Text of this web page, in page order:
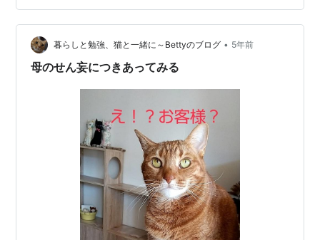
らを読もうかな？と２種類持ち込みましたが、、今回は
「ピアノの森」を読みましたよ～♪ このあと お片付けも
自宅なので、、、超楽です♪ コンパクト薪ストーブはお勧
めです🎵
暮らしと勉強、猫と一緒に～Bettyのブログ • 5年前
母のせん妄につきあってみる